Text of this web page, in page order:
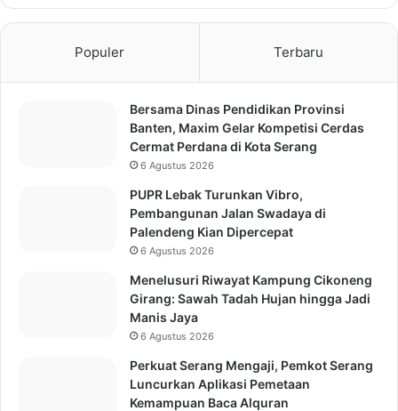
Populer Terbaru
Bersama Dinas Pendidikan Provinsi
Banten, Maxim Gelar Kompetisi Cerdas
Cermat Perdana di Kota Serang
6 Agustus 2026
PUPR Lebak Turunkan Vibro,
Pembangunan Jalan Swadaya di
Palendeng Kian Dipercepat
6 Agustus 2026
Menelusuri Riwayat Kampung Cikoneng
Girang: Sawah Tadah Hujan hingga Jadi
Manis Jaya
6 Agustus 2026
Perkuat Serang Mengaji, Pemkot Serang
Luncurkan Aplikasi Pemetaan
Kemampuan Baca Alquran